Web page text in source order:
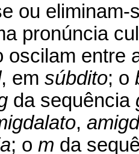
ou
pronúncia
oscilam entre
, em súbdito; o
da sequência
,
; o m da